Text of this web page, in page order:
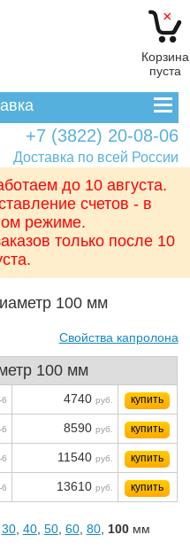
Доставка по всей России
×
Корзина
пуста
+7 (3822) 20-08-06
до 10 августа.
счетов - в
режиме.
только после 10
100 мм
Свойства капролона
100 мм
4740 руб. купить
8590 руб. купить
11540 руб. купить
13610 руб. купить
30, 40, 50, 60, 80, 100мм